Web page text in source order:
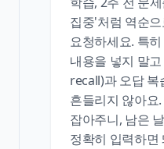
집중'처럼 역순
요청하세요. 특
내용을 넣지 말
recall)과 오답 복
흔들리지 않아요
잡아주니, 남은
정확히 입력하면